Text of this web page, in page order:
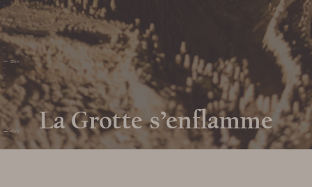
DATES ET HORAIRES
TARIFS / BILLETTERIE
VENIR À LA GROTTE
SERVICES ET BOUTIQUE
FOIRE AUX QUESTIONS
La Grotte s’enflamme